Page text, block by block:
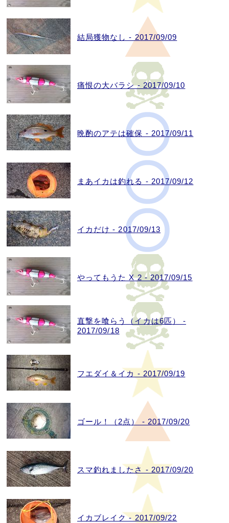
結局獲物なし - 2017/09/09
痛恨の大バラシ - 2017/09/10
晩酌のアテは確保 - 2017/09/11
まあイカは釣れる - 2017/09/12
イカだけ - 2017/09/13
やってもうた X 2 - 2017/09/15
直撃を喰らう（イカは6匹） -
2017/09/18
フエダイ＆イカ - 2017/09/19
ゴール！（2点） - 2017/09/20
スマ釣れましたさ - 2017/09/20
イカブレイク - 2017/09/22